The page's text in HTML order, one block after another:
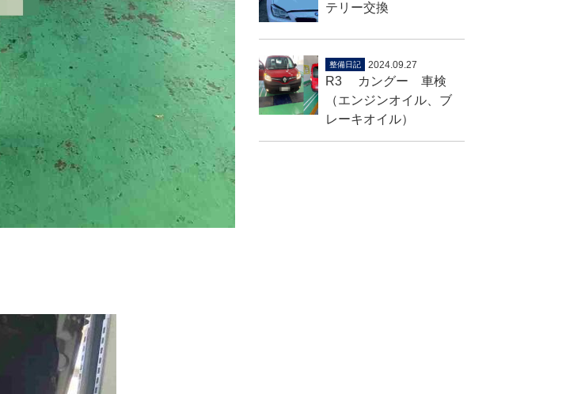
テリー交換
整備日記 2024.09.27
R3 カングー 車検
（エンジンオイル、ブ
レーキオイル）